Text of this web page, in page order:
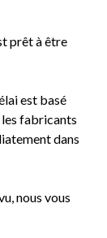
prêt à être
est basé
fabricants
dans
nous vous